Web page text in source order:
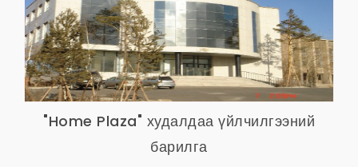
"Home Plaza" худалдаа үйлчилгээний
барилга